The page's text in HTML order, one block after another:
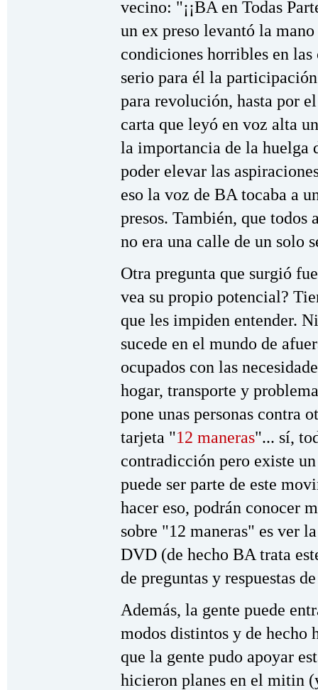
vecino: "¡¡BA en Todas
un ex preso levantó la
condiciones horribles en
serio para él la
para revolución, hasta por
carta que leyó en voz alta
la importancia de la huelga
poder elevar las
eso la voz de BA tocaba a
presos. También, que
no era una calle de un solo
Otra pregunta que surgió
vea su propio potencial?
que les impiden entender.
sucede en el mundo de
ocupados con las
hogar, transporte y
pone unas personas contra
tarjeta "12 maneras"... sí,
contradicción pero existe
puede ser parte de este
hacer eso, podrán conocer
sobre "12 maneras" es ver
DVD (de hecho BA trata
de preguntas y respuestas
Además, la gente puede
modos distintos y de hecho
que la gente pudo apoyar
hicieron planes en el mitin